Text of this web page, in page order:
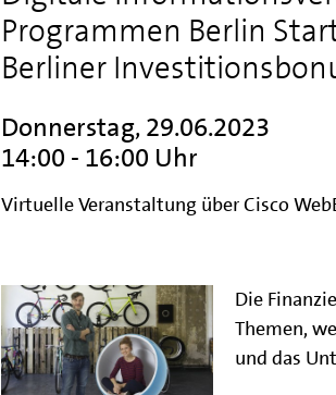
Programmen Berlin
Berliner
Donnerstag, 29.06.2023
14:00 - 16:00 Uhr
Virtuelle Veranstaltung über Cisco
Die
Themen,
und das